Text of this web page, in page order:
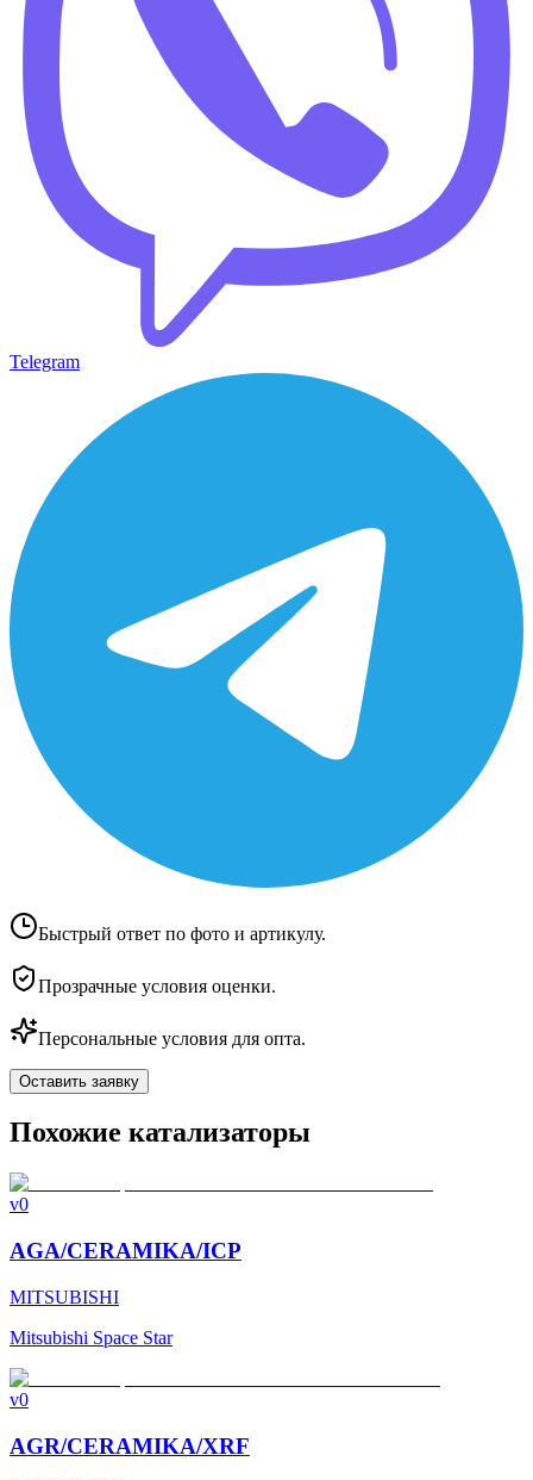
Telegram
Быстрый ответ по фото и артикулу.
Прозрачные условия оценки.
Персональные условия для опта.
Оставить заявку
Похожие катализаторы
v0
AGA/CERAMIKA/ICP
MITSUBISHI
Mitsubishi Space Star
v0
AGR/CERAMIKA/XRF